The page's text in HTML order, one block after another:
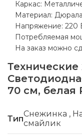
Каркас:
Материал:
Напряжение: 220
Потребляемая
На заказ можно
Технические
70 см, белая
ТипСнежинка ,
смайлик